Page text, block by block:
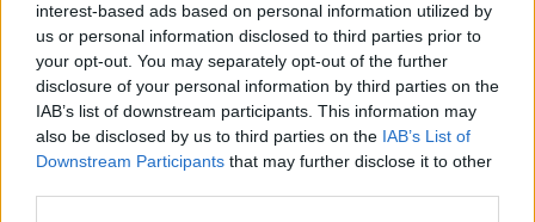
interest-based ads based on personal information utilized by
us or personal information disclosed to third parties prior to
your opt-out. You may separately opt-out of the further
disclosure of your personal information by third parties on the
IAB’s list of downstream participants. This information may
also be disclosed by us to third parties on the IAB’s List of
Downstream Participants that may further disclose it to other